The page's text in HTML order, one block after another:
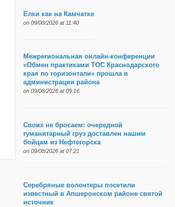
Елки как на Камчатке
on 09/08/2026 at 11:40
Межрегиональная онлайн-конференции
«Обмен практиками ТОС Краснодарского
края по горизонтали» прошла в
администрации района
on 09/08/2026 at 09:16
Своих не бросаем: очередной
гуманитарный груз доставлен нашим
бойцам из Нефтегорска
on 09/08/2026 at 07:21
Серебряные волонтеры посетили
известный в Апшеронском районе святой
источник